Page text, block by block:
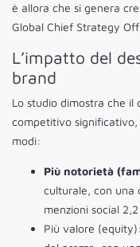
è allora che si genera
Global Chief Strategy
L’impatto del
brand
Lo studio dimostra che
competitivo
modi:
Più notorietà
culturale, con una
menzioni social
Più valore